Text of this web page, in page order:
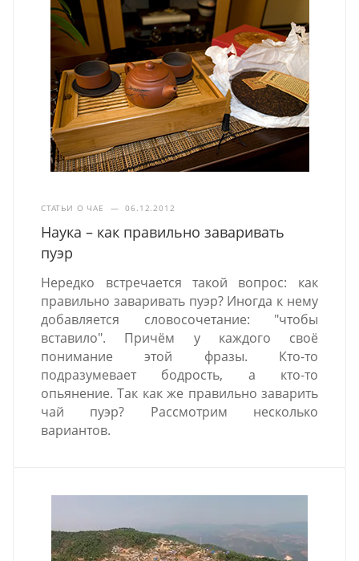
СТАТЬИ О ЧАЕ — 06.12.2012
Наука – как правильно заваривать
пуэр
Нередко встречается такой вопрос: как
правильно заваривать пуэр? Иногда к нему
добавляется словосочетание: "чтобы
вставило". Причём у каждого своё
понимание этой фразы. Кто-то
подразумевает бодрость, а кто-то
опьянение. Так как же правильно заварить
чай пуэр? Рассмотрим несколько
вариантов.